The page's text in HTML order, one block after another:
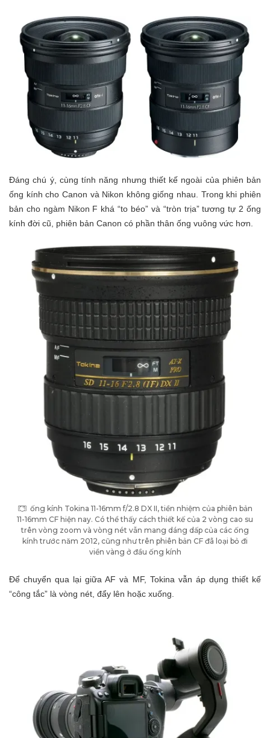
Đáng chú ý, cùng tính năng nhưng thiết kế ngoài của phiên bản
ống kính cho Canon và Nikon không giống nhau. Trong khi phiên
bản cho ngàm Nikon F khá “to béo” và “tròn trịa” tương tự 2 ống
kính đời cũ, phiên bản Canon có phần thân ống vuông vức hơn.
ống kính Tokina 11-16mm f/2.8 DX II, tiền nhiệm của phiên bản
11-16mm CF hiện nay. Có thể thấy cách thiết kế của 2 vòng cao su
trên vòng zoom và vòng nét vẫn mang dáng dấp của các ống
kính trước năm 2012, cũng như trên phiên bản CF đã loại bỏ đi
viền vàng ở đầu ống kính
Để chuyển qua lại giữa AF và MF, Tokina vẫn áp dụng thiết kế
“công tắc” là vòng nét, đẩy lên hoặc xuống.